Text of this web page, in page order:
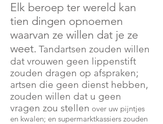
Elk beroep ter wereld kan
tien dingen opnoemen
waarvan ze willen dat je ze
weet. Tandartsen zouden willen
dat vrouwen geen lippenstift
zouden dragen op afspraken;
artsen die geen dienst hebben,
zouden willen dat u geen
vragen zou stellen over uw pijntjes
en kwalen; en supermarktkassiers zouden